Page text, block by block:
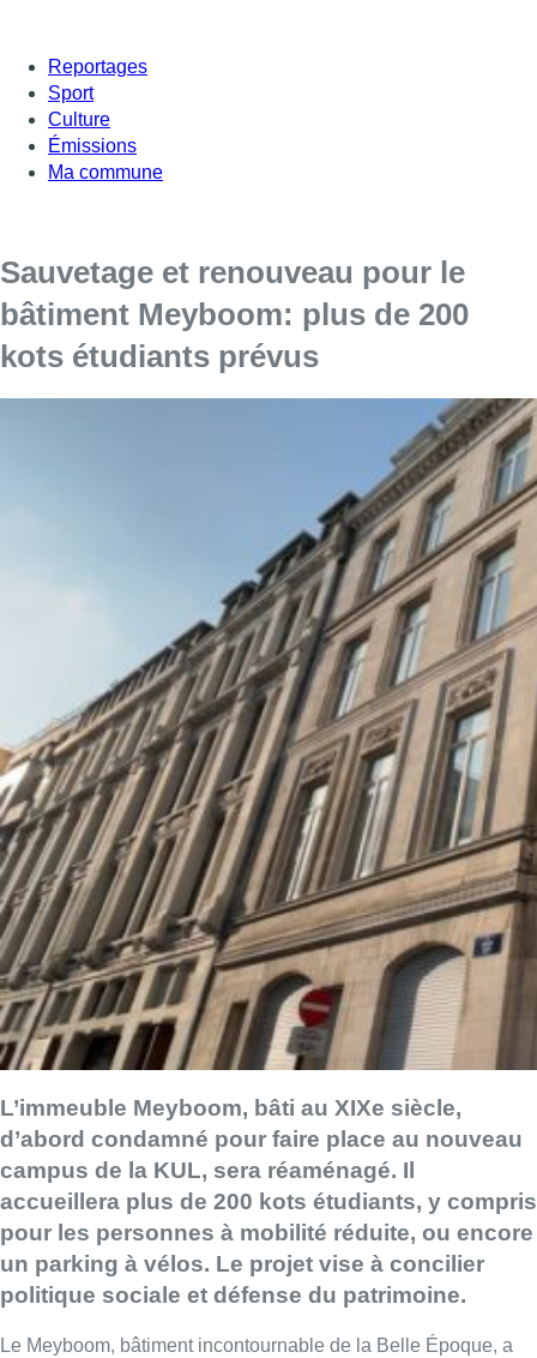
Reportages
Sport
Culture
Émissions
Ma commune
Sauvetage et renouveau pour le
bâtiment Meyboom: plus de 200
kots étudiants prévus
L’immeuble Meyboom, bâti au XIXe siècle,
d’abord condamné pour faire place au nouveau
campus de la KUL, sera réaménagé. Il
accueillera plus de 200 kots étudiants, y compris
pour les personnes à mobilité réduite, ou encore
un parking à vélos. Le projet vise à concilier
politique sociale et défense du patrimoine.
Le Meyboom, bâtiment incontournable de la Belle Époque, a